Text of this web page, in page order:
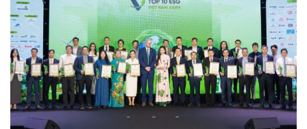
Lễ Công bố ESG10 – ESG100 – VIE10
– VIE50 2026